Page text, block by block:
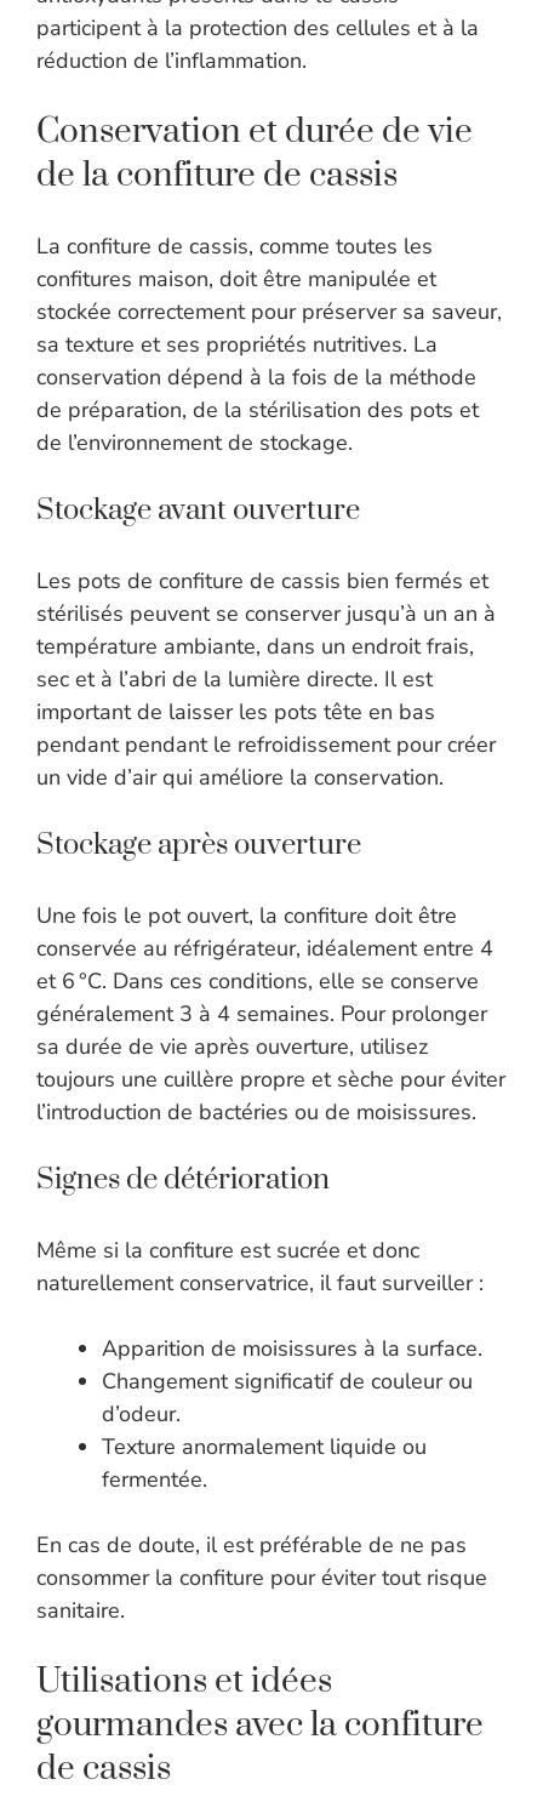
participent à la protection des cellules et à la
réduction de l’inflammation.
Conservation et durée de vie
de la confiture de cassis
La confiture de cassis, comme toutes les
confitures maison, doit être manipulée et
stockée correctement pour préserver sa saveur,
sa texture et ses propriétés nutritives. La
conservation dépend à la fois de la méthode
de préparation, de la stérilisation des pots et
de l’environnement de stockage.
Stockage avant ouverture
Les pots de confiture de cassis bien fermés et
stérilisés peuvent se conserver jusqu’à un an à
température ambiante, dans un endroit frais,
sec et à l’abri de la lumière directe. Il est
important de laisser les pots tête en bas
pendant pendant le refroidissement pour créer
un vide d’air qui améliore la conservation.
Stockage après ouverture
Une fois le pot ouvert, la confiture doit être
conservée au réfrigérateur, idéalement entre 4
et 6 °C. Dans ces conditions, elle se conserve
généralement 3 à 4 semaines. Pour prolonger
sa durée de vie après ouverture, utilisez
toujours une cuillère propre et sèche pour éviter
l’introduction de bactéries ou de moisissures.
Signes de détérioration
Même si la confiture est sucrée et donc
naturellement conservatrice, il faut surveiller :
Apparition de moisissures à la surface.
Changement significatif de couleur ou
d’odeur.
Texture anormalement liquide ou
fermentée.
En cas de doute, il est préférable de ne pas
consommer la confiture pour éviter tout risque
sanitaire.
Utilisations et idées
gourmandes avec la confiture
de cassis